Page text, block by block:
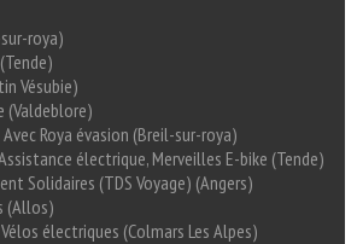
roya)
Vésubie)
(Valdeblore)
Roya évasion (Breil-sur-roya)
électrique, Merveilles E-bike (Tende)
Solidaires (TDS Voyage) (Angers)
(Allos)
électriques (Colmars Les Alpes)